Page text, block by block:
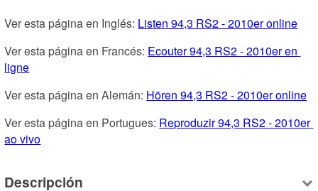
Ver esta página en Inglés: Listen 94,3 RS2 - 2010er online
Ver esta página en Francés: Ecouter 94,3 RS2 - 2010er en
ligne
Ver esta página en Alemán: Hören 94,3 RS2 - 2010er online
Ver esta página en Portugues: Reproduzir 94,3 RS2 - 2010er
ao vivo
Descripción